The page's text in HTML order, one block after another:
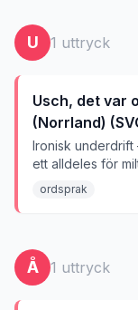
U 1 uttryck
Usch, det var
(Norrland)
Ironisk
ett alldeles för
ordsprak
Å 1 uttryck